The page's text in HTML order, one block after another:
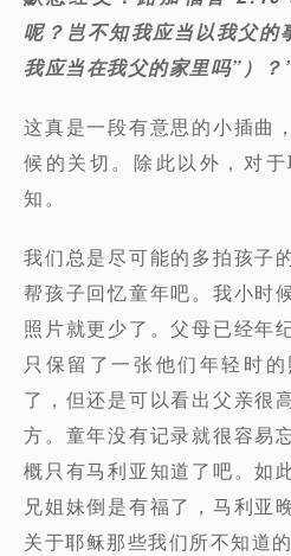
呢？岂不知我应当以我父的
我应当在我父的家里吗”）？
这真是一段有意思的小插曲
候的关切。除此以外，对
知。
我们总是尽可能的多拍孩子
帮孩子回忆童年吧。我小时
照片就更少了。父母已经年
只保留了一张他们年轻时
了，但还是可以看出父亲很
方。童年没有记录就很容易
概只有马利亚知道了吧。如
兄姐妹倒是有福了，马利亚
关于耶稣那些我们所不知道的